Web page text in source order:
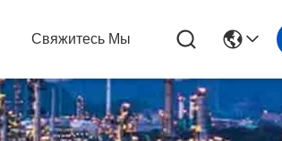
Свяжитесь Мы